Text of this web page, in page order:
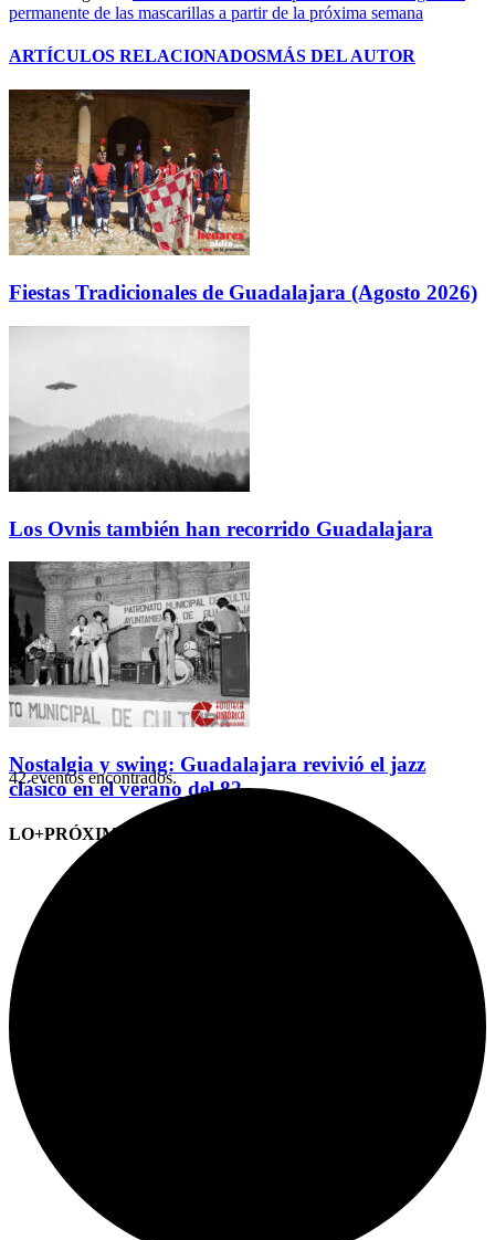
permanente de las mascarillas a partir de la próxima semana
ARTÍCULOS RELACIONADOSMÁS DEL AUTOR
Fiestas Tradicionales de Guadalajara (Agosto 2026)
Los Ovnis también han recorrido Guadalajara
Nostalgia y swing: Guadalajara revivió el jazz
clásico en el verano del 82
LO+PRÓXIMO (CITAS)
42 eventos encontrados.